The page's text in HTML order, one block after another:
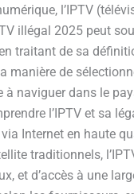
l’IPTV
illégal 2025 peut
traitant de sa
manière de
naviguer dans le
l’IPTV et sa
Internet en haute
traditionnels,
et d’accès à une